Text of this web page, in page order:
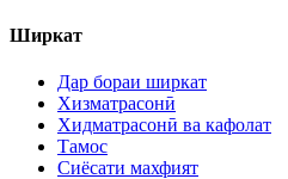
Ширкат
Дар бораи ширкат
Хизматрасонӣ
Хидматрасонӣ ва кафолат
Тамос
Сиёсати махфият